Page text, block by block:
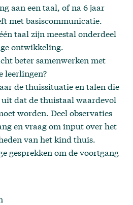
aan een taal, of na 6 jaar
met basiscommunicatie.
taal zijn meestal onderdeel
ontwikkeling.
beter samenwerken met
leerlingen?
de thuissituatie en talen die
dat de thuistaal waardevol
worden. Deel observaties
en vraag om input over het
van het kind thuis.
gesprekken om de voortgang